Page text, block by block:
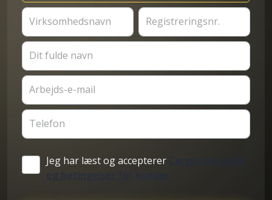
Virksomhedsnavn Registreringsnr.
Dit fulde navn
Arbejds-e-mail
Telefon
Jeg har læst og accepterer
Cargosons vilkår